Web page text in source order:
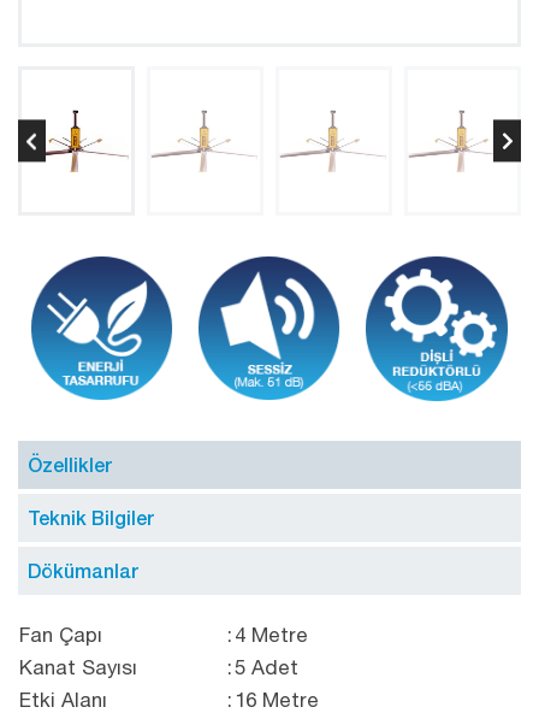
Özellikler
Teknik Bilgiler
Dökümanlar
Fan Çapı : 4 Metre
Kanat Sayısı
:5 Adet
Etki Alanı
: 16 Metre